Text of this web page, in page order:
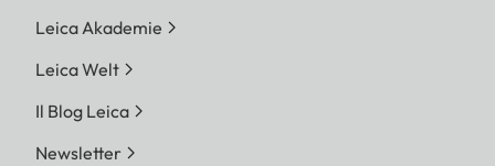
Leica Akademie
Leica Welt
Il Blog Leica
Newsletter